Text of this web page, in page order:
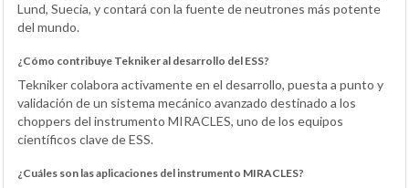
Lund, Suecia, y contará con la fuente de neutrones más potente
del mundo.
¿Cómo contribuye Tekniker al desarrollo del ESS?
Tekniker colabora activamente en el desarrollo, puesta a punto y
validación de un sistema mecánico avanzado destinado a los
choppers del instrumento MIRACLES, uno de los equipos
científicos clave de ESS.
¿Cuáles son las aplicaciones del instrumento MIRACLES?